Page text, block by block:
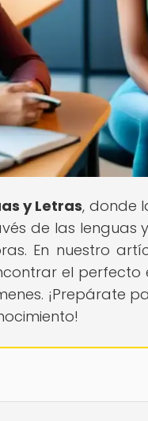
y Letras, donde
de las lenguas
En nuestro
el
¡Prepárate